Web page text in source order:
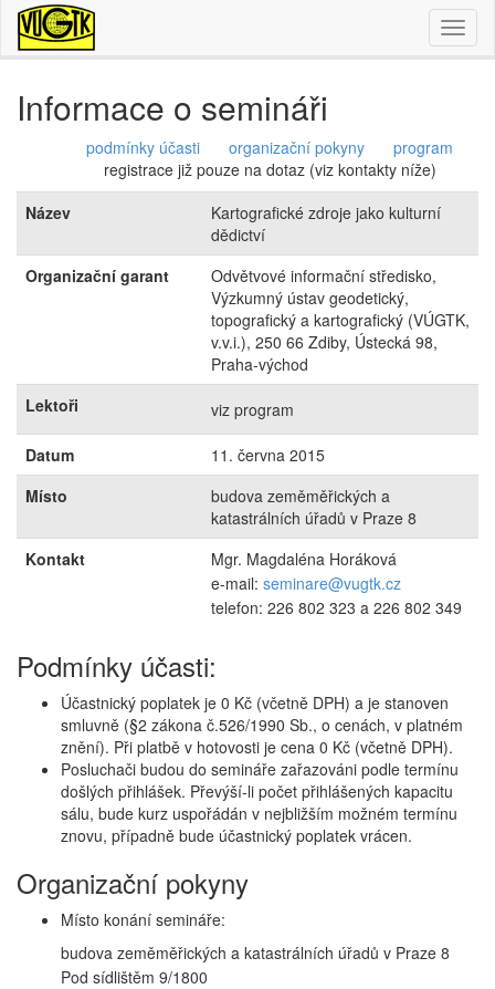
Informace o semináři
podmínky účasti organizační pokyny
program
registrace již pouze na dotaz (viz kontakty níže)
Název
Kartografické zdroje jako kulturní
dědictví
Organizační garant
Odvětvové informační středisko,
Výzkumný ústav geodetický,
topografický a kartografický (VÚGTK,
v.v.i.), 250 66 Zdiby, Ústecká 98,
Praha-východ
Lektoři
viz program
Datum
11. června 2015
Místo
budova zeměměřických a
katastrálních úřadů v Praze 8
Kontakt
Mgr. Magdaléna Horáková
e-mail: seminare@vugtk.cz
telefon: 226 802 323 a 226 802 349
Podmínky účasti:
Účastnický poplatek je 0 Kč (včetně DPH) a je stanoven
smluvně (§2 zákona č.526/1990 Sb., o cenách, v platném
znění). Při platbě v hotovosti je cena 0 Kč (včetně DPH).
Posluchači budou do semináře zařazováni podle termínu
došlých přihlášek. Převýší-li počet přihlášených kapacitu
sálu, bude kurz uspořádán v nejbližším možném termínu
znovu, případně bude účastnický poplatek vrácen.
Organizační pokyny
Místo konání semináře:
budova zeměměřických a katastrálních úřadů v Praze 8
Pod sídlištěm 9/1800